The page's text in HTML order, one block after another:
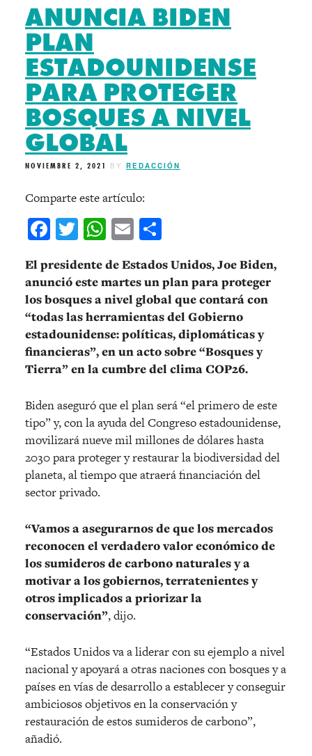
ANUNCIA BIDEN
PLAN
ESTADOUNIDENSE
PARA PROTEGER
BOSQUES A NIVEL
GLOBAL
NOVIEMBRE 2, 2021 BY REDACCIÓN
Comparte este artículo:
Facebook
Twitter
WhatsApp
Email
El presidente de Estados Unidos, Joe Biden,
anunció este martes un plan para proteger
los bosques a nivel global que contará con
“todas las herramientas del Gobierno
estadounidense: políticas, diplomáticas y
financieras”, en un acto sobre “Bosques y
Tierra” en la cumbre del clima COP26.
Biden aseguró que el plan será “el primero de este
tipo” y, con la ayuda del Congreso estadounidense,
movilizará nueve mil millones de dólares hasta
2030 para proteger y restaurar la biodiversidad del
planeta, al tiempo que atraerá financiación del
sector privado.
“Vamos a asegurarnos de que los mercados
reconocen el verdadero valor económico de
los sumideros de carbono naturales y a
motivar a los gobiernos, terratenientes y
otros implicados a priorizar la
conservación”, dijo.
“Estados Unidos va a liderar con su ejemplo a nivel
nacional y apoyará a otras naciones con bosques y a
países en vías de desarrollo a establecer y conseguir
ambiciosos objetivos en la conservación y
restauración de estos sumideros de carbono”,
añadió.